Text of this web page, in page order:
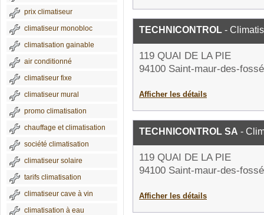
prix climatiseur
climatiseur monobloc
climatisation gainable
air conditionné
climatiseur fixe
climatiseur mural
promo climatisation
chauffage et climatisation
société climatisation
climatiseur solaire
tarifs climatisation
climatiseur cave à vin
climatisation à eau
TECHNICONTROL -
119 QUAI DE LA PIE
94100 Saint-maur-des-
Afficher les détails
TECHNICONTROL SA -
119 QUAI DE LA PIE
94100 Saint-maur-des-
Afficher les détails